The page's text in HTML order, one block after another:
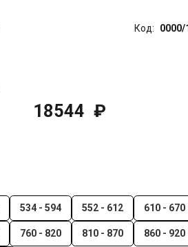
Код: 0000/
534 - 594 552 - 612 610 - 670
760 - 820 810 - 870 860 - 920
18544 ₽